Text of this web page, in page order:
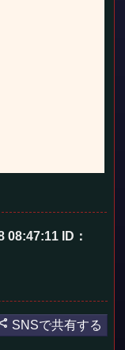
08:47:11
ID：
SNSで共有する